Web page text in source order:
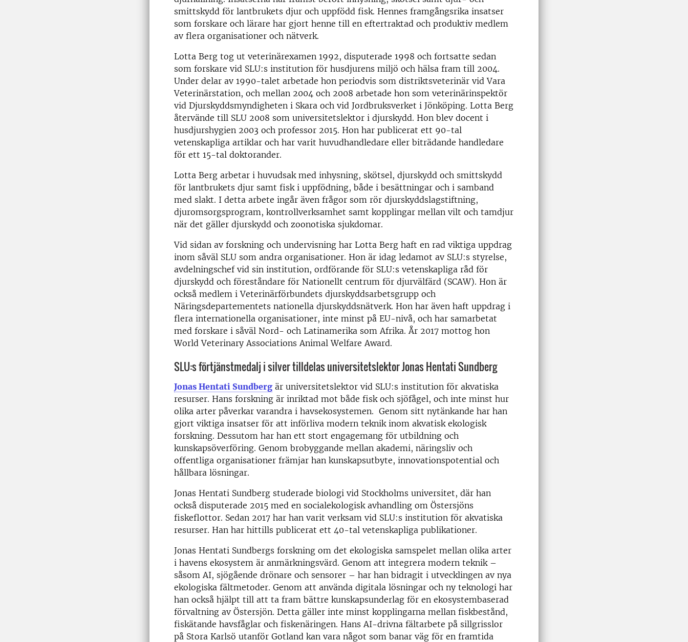
smittskydd för lantbrukets djur och uppfödd fisk. Hennes framgångsrika insatser
som forskare och lärare har gjort henne till en eftertraktad och produktiv medlem
av flera organisationer och nätverk.
Lotta Berg tog ut veterinärexamen 1992, disputerade 1998 och fortsatte sedan
som forskare vid SLU:s institution för husdjurens miljö och hälsa fram till 2004.
Under delar av 1990-talet arbetade hon periodvis som distriktsveterinär vid Vara
Veterinärstation, och mellan 2004 och 2008 arbetade hon som veterinärinspektör
vid Djurskyddsmyndigheten i Skara och vid Jordbruksverket i Jönköping. Lotta Berg
återvände till SLU 2008 som universitetslektor i djurskydd. Hon blev docent i
husdjurshygien 2003 och professor 2015. Hon har publicerat ett 90-tal
vetenskapliga artiklar och har varit huvudhandledare eller biträdande handledare
för ett 15-tal doktorander.
Lotta Berg arbetar i huvudsak med inhysning, skötsel, djurskydd och smittskydd
för lantbrukets djur samt fisk i uppfödning, både i besättningar och i samband
med slakt. I detta arbete ingår även frågor som rör djurskyddslagstiftning,
djuromsorgsprogram, kontrollverksamhet samt kopplingar mellan vilt och tamdjur
när det gäller djurskydd och zoonotiska sjukdomar.
Vid sidan av forskning och undervisning har Lotta Berg haft en rad viktiga uppdrag
inom såväl SLU som andra organisationer. Hon är idag ledamot av SLU:s styrelse,
avdelningschef vid sin institution, ordförande för SLU:s vetenskapliga råd för
djurskydd och föreståndare för Nationellt centrum för djurvälfärd (SCAW). Hon är
också medlem i Veterinärförbundets djurskyddsarbetsgrupp och
Näringsdepartementets nationella djurskyddsnätverk. Hon har även haft uppdrag i
flera internationella organisationer, inte minst på EU-nivå, och har samarbetat
med forskare i såväl Nord- och Latinamerika som Afrika. År 2017 mottog hon
World Veterinary Associations Animal Welfare Award.
SLU:s förtjänstmedalj i silver tilldelas universitetslektor Jonas Hentati Sundberg
Jonas Hentati Sundberg är universitetslektor vid SLU:s institution för akvatiska
resurser. Hans forskning är inriktad mot både fisk och sjöfågel, och inte minst hur
olika arter påverkar varandra i havsekosystemen. Genom sitt nytänkande har han
gjort viktiga insatser för att införliva modern teknik inom akvatisk ekologisk
forskning. Dessutom har han ett stort engagemang för utbildning och
kunskapsöverföring. Genom brobyggande mellan akademi, näringsliv och
offentliga organisationer främjar han kunskapsutbyte, innovationspotential och
hållbara lösningar.
Jonas Hentati Sundberg studerade biologi vid Stockholms universitet, där han
också disputerade 2015 med en socialekologisk avhandling om Östersjöns
fiskeflottor. Sedan 2017 har han varit verksam vid SLU:s institution för akvatiska
resurser. Han har hittills publicerat ett 40-tal vetenskapliga publikationer.
Jonas Hentati Sundbergs forskning om det ekologiska samspelet mellan olika arter
i havens ekosystem är anmärkningsvärd. Genom att integrera modern teknik –
såsom AI, sjögående drönare och sensorer – har han bidragit i utvecklingen av nya
ekologiska fältmetoder. Genom att använda digitala lösningar och ny teknologi har
han också hjälpt till att ta fram bättre kunskapsunderlag för en ekosystembaserad
förvaltning av Östersjön. Detta gäller inte minst kopplingarna mellan fiskbestånd,
fiskätande havsfåglar och fiskenäringen. Hans AI-drivna fältarbete på sillgrisslor
på Stora Karlsö utanför Gotland kan vara något som banar väg för en framtida